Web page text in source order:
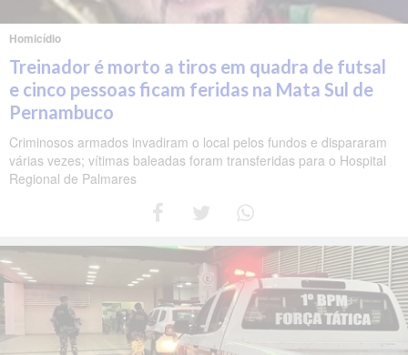
Homicídio
Treinador é morto a tiros em quadra de futsal
e cinco pessoas ficam feridas na Mata Sul de
Pernambuco
Criminosos armados invadiram o local pelos fundos e dispararam
várias vezes; vítimas baleadas foram transferidas para o Hospital
Regional de Palmares